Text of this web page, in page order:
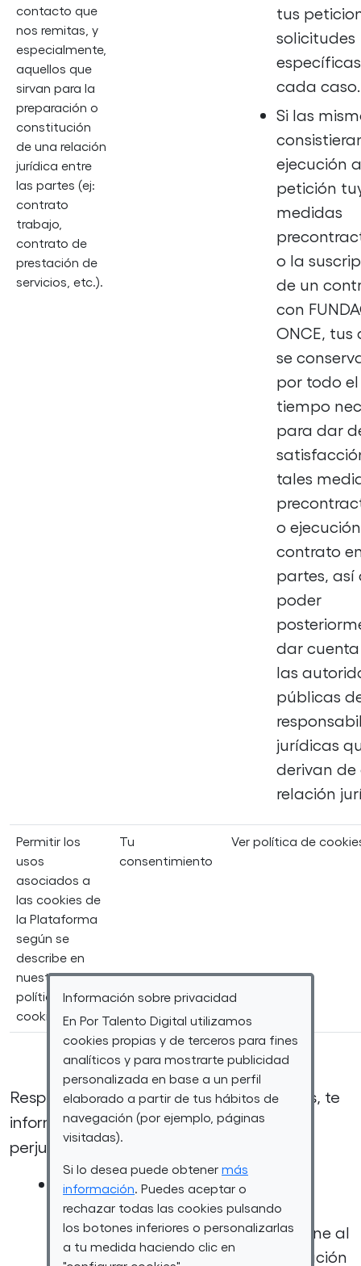
Información sobre privacidad
En Por Talento Digital utilizamos
cookies propias y de terceros para fines
analíticos y para mostrarte publicidad
personalizada en base a un perfil
elaborado a partir de tus hábitos de
navegación (por ejemplo, páginas
visitadas).
Si lo desea puede obtener más
información . Puedes aceptar o
rechazar todas las cookies pulsando
los botones inferiores o personalizarlas
a tu medida haciendo clic en
contacto que
nos remitas, y
especialmente,
aquellos que
sirvan para la
preparación o
constitución
de una relación
jurídica entre
las partes (ej:
contrato
trabajo,
contrato de
prestación de
servicios, etc.).
tus
solicitudes
cada caso.
Si las
ejecución a
petición
medidas
o la
de un
con
ONCE, tus
se
por todo el
tiempo
para dar
tales
o
contrato
partes, así
poder
dar
las
públicas
jurídicas
derivan
relación
Permitir los
usos
asociados a
las cookies de
la Plataforma
según se
describe en
nuestra
política de
cookies.
Tu
consentimiento
Ver política de
Respecto a la conservación de tus datos, te
informamos de que, en todo caso, y sin
perjuicio de lo anterior:
De conformidad con la normativa
vigente de protección de datos
personales, en todo lo que concierne al
correcto tratamiento de la información